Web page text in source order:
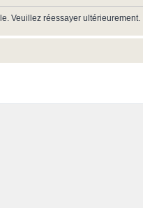
Veuillez réessayer ultérieurement.